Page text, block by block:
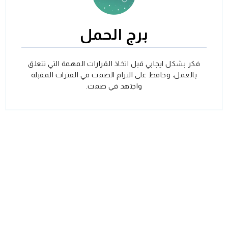
برج الحمل
فكر بشكل ايجابي قبل اتخاذ القرارات المهمة التي تتعلق
بالعمل، وحافظ على التزام الصمت في الفترات المقبلة
واجتهد في صمت.